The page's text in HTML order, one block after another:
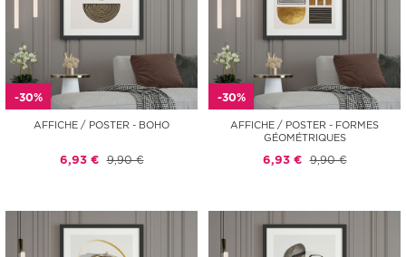
-30%
AFFICHE / POSTER - BOHO
6,93 € 9,90 €
-30%
AFFICHE / POSTER - FORMES
GÉOMÉTRIQUES
6,93 € 9,90 €